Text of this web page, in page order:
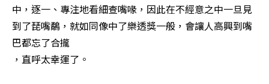
中，逐一、專注地看細查嘴喙，因此在不經意之中一旦見
到了琵嘴鷸，就如同像中了樂透獎一般，會讓人高興到嘴
巴都忘了合攏
，直呼太幸運了。